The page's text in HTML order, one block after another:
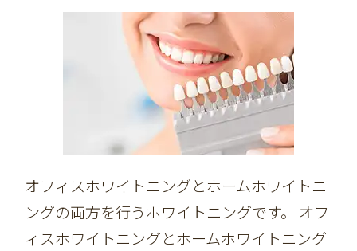
オフィスホワイトニングとホームホワイトニ
ングの両方を行うホワイトニングです。 オフ
ィスホワイトニングとホームホワイトニング